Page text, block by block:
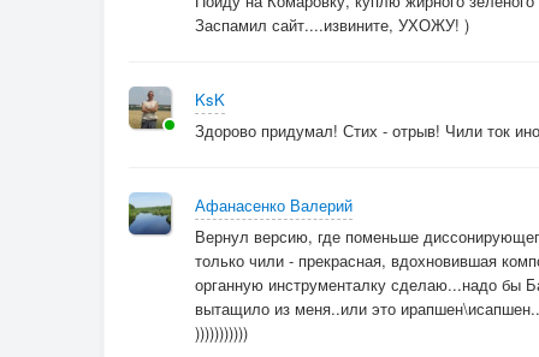
Хочется пить – пей , эй,
Кривая еще не пришла, так смелей,
Я не вижу ее сигнальных огней.
Это ж ущербно, не о них слезы лью.
Предки знали смыслы, любили пиво,
Не последний и я, тоже пиво пью.
Не-е , ну посмотри – как я пью пиво,
И как же хорош янтарный лещ,
Забудь свои глупости о крокодилах,
Заспамил сайт....извините, УХОЖУ! )
KsK
Здорово придумал! Стих - отрыв! Чили ток
Афанасенко Валерий
Вернул версию, где поменьше
только чили - прекрасная, вдохновившая
органную инструменталку сделаю...надо бы
вытащило из меня..или это
)))))))))))